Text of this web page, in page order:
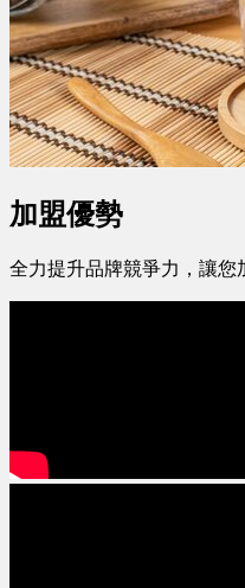
加盟優勢
全力提升品牌競爭力，讓